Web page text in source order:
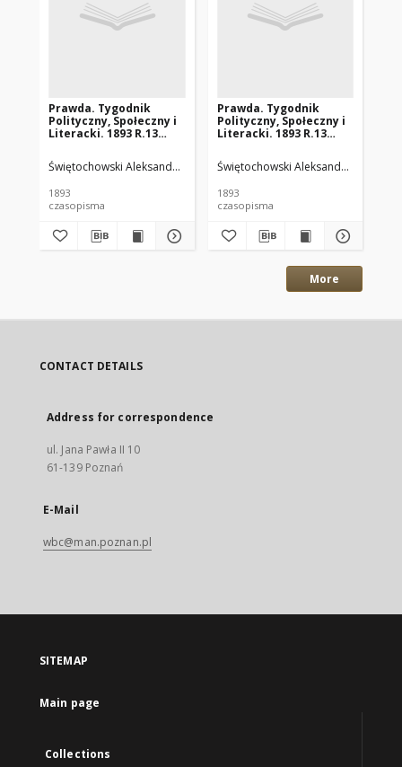
Prawda. Tygodnik
Polityczny, Społeczny i
Literacki. 1893 R.13
Świętochowski Aleksander. Wyd.
Świętochowski Aleksander. Red.
1893
czasopisma
Prawda. Tygodnik
Polityczny, Społeczny i
Literacki. 1893 R.13
Świętochowski Aleksander. Wyd.
1893
czasopisma
More
CONTACT DETAILS
Address for correspondence
ul. Jana Pawła II 10
61-139 Poznań
E-Mail
wbc@man.poznan.pl
SITEMAP
Main page
Collections